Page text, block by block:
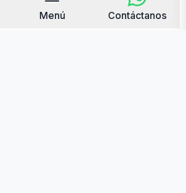
Menú Contáctanos